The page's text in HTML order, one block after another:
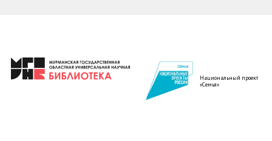
Национальный проект
«Семья»